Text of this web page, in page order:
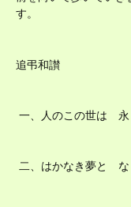
す。
追弔和讃
一、人のこの世は
二、はかなき夢と